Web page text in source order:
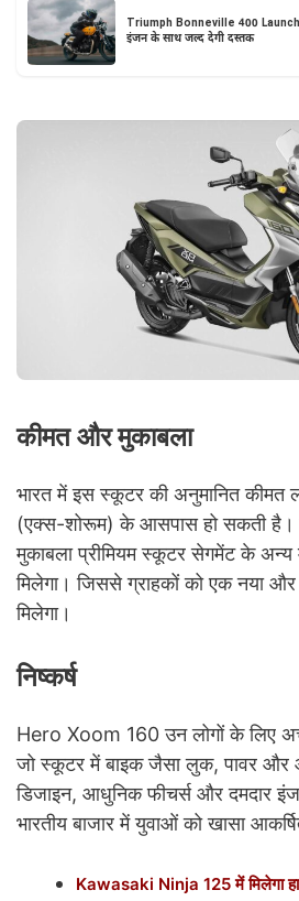
Triumph Bonneville 400
इंजन के साथ जल्द देगी दस्तक
कीमत और मुकाबला
भारत में इस स्कूटर की अनुमानित
(एक्स-शोरूम) के आसपास हो सकती है।
मुकाबला प्रीमियम स्कूटर सेगमेंट के
मिलेगा। जिससे ग्राहकों को एक नया और
मिलेगा।
निष्कर्ष
Hero Xoom 160 उन लोगों के लिए
जो स्कूटर में बाइक जैसा लुक, पावर और
डिजाइन, आधुनिक फीचर्स और दमदार
भारतीय बाजार में युवाओं को खासा
Kawasaki Ninja 125 में मिलेगा